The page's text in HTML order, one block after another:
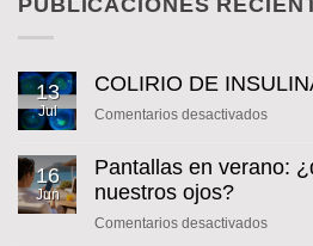
PUBLICACIONES
13
Jul
COLIRIO DE
Comentarios desactivadosen
DE
16
Jun
Pantallas en verano:
nuestros ojos?
Comentarios desactivadosen